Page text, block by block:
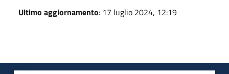
Ultimo aggiornamento: 17 luglio 2024, 12:19